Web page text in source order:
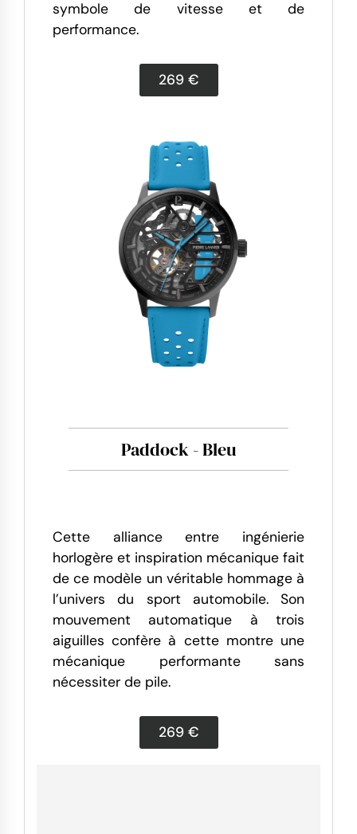
symbole de vitesse et de
performance.
269 €
Paddock - Bleu
Cette alliance entre ingénierie
horlogère et inspiration mécanique fait
de ce modèle un véritable hommage à
l’univers du sport automobile. Son
mouvement automatique à trois
aiguilles confère à cette montre une
mécanique performante sans
nécessiter de pile.
269 €